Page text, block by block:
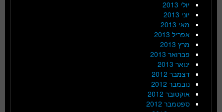
יולי 2013
יוני 2013
מאי 2013
אפריל 2013
מרץ 2013
פברואר 2013
ינואר 2013
דצמבר 2012
נובמבר 2012
אוקטובר 2012
ספטמבר 2012